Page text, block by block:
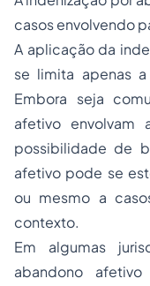
casos envolvendo
A aplicação da
se limita apenas
Embora seja
afetivo
possibilidade de
afetivo pode se
ou mesmo a
contexto.
Em algumas
abandono